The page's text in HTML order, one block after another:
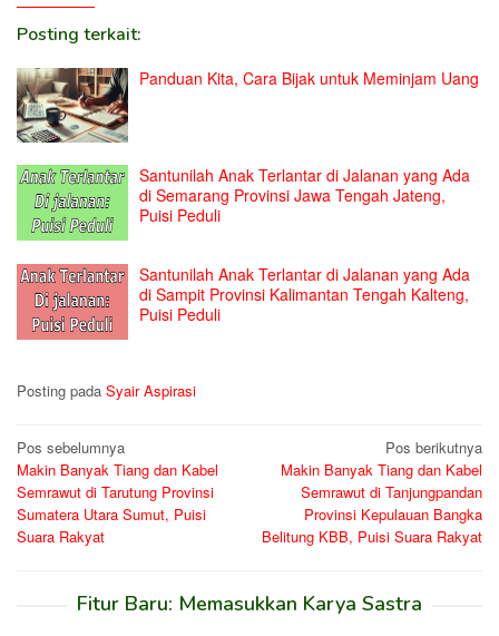
Posting terkait:
Panduan Kita, Cara Bijak untuk Meminjam Uang
Santunilah Anak Terlantar di Jalanan yang Ada
di Semarang Provinsi Jawa Tengah Jateng,
Puisi Peduli
Santunilah Anak Terlantar di Jalanan yang Ada
di Sampit Provinsi Kalimantan Tengah Kalteng,
Puisi Peduli
Posting pada Syair Aspirasi
Navigasi
pos
Pos sebelumnya
Makin Banyak Tiang dan Kabel
Semrawut di Tarutung Provinsi
Sumatera Utara Sumut, Puisi
Suara Rakyat
Pos berikutnya
Makin Banyak Tiang dan Kabel
Semrawut di Tanjungpandan
Provinsi Kepulauan Bangka
Belitung KBB, Puisi Suara Rakyat
Fitur Baru: Memasukkan Karya Sastra